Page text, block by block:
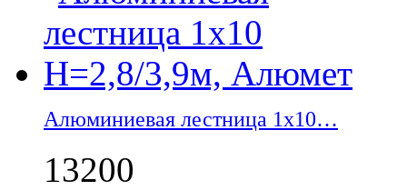
Алюминиевая лестница 1х10…
13200